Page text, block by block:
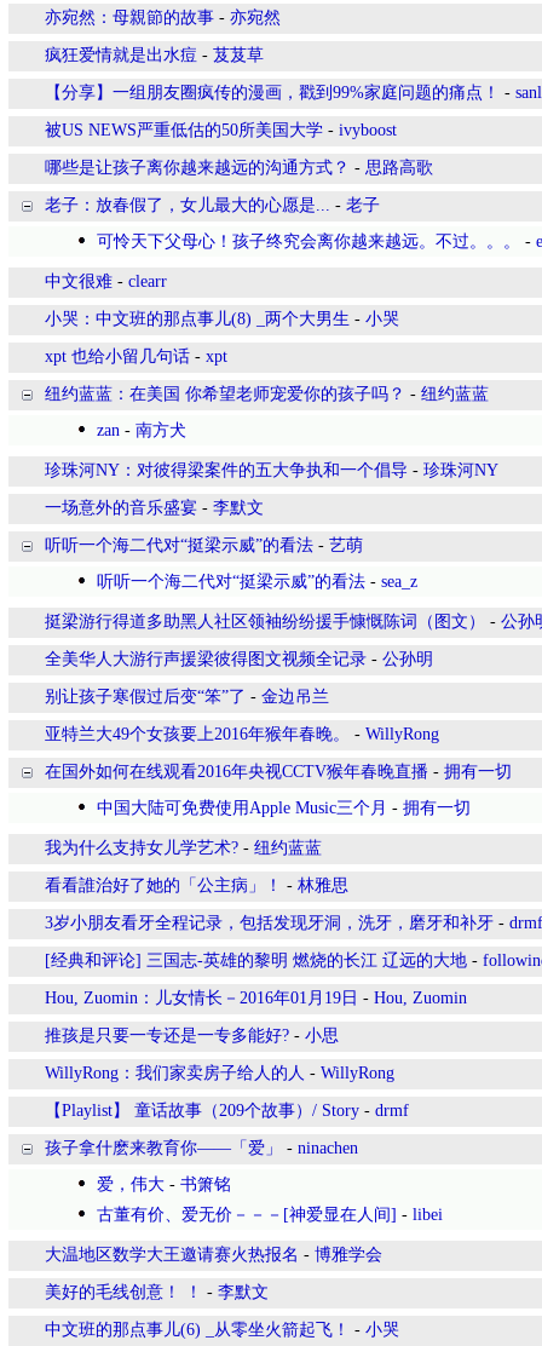
亦宛然：母親節的故事 - 亦宛然
疯狂爱情就是出水痘 - 芨芨草
【分享】一组朋友圈疯传的漫画，戳到99%家庭问题的痛点！ -
被US NEWS严重低估的50所美国大学 - ivyboost
哪些是让孩子离你越来越远的沟通方式？ - 思路高歌
老子：放春假了，女儿最大的心愿是... - 老子
可怜天下父母心！孩子终究会离你越来越远。不过。。。
-
中文很难 - clearr
小哭：中文班的那点事儿(8) _两个大男生 - 小哭
xpt 也给小留几句话 - xpt
纽约蓝蓝：在美国 你希望老师宠爱你的孩子吗？ - 纽约蓝蓝
zan - 南方犬
珍珠河NY：对彼得梁案件的五大争执和一个倡导 - 珍珠河NY
一场意外的音乐盛宴 - 李默文
听听一个海二代对“挺梁示威”的看法 - 艺萌
听听一个海二代对“挺梁示威”的看法 - sea_z
挺梁游行得道多助黑人社区领袖纷纷援手慷慨陈词（图文） - 公孙
全美华人大游行声援梁彼得图文视频全记录 - 公孙明
别让孩子寒假过后变“笨”了 - 金边吊兰
亚特兰大49个女孩要上2016年猴年春晚。 - WillyRong
在国外如何在线观看2016年央视CCTV猴年春晚直播 - 拥有一切
中国大陆可免费使用Apple Music三个月 - 拥有一切
我为什么支持女儿学艺术? - 纽约蓝蓝
看看誰治好了她的「公主病」！ - 林雅思
3岁小朋友看牙全程记录，包括发现牙洞，洗牙，磨牙和补牙 - drmf
[经典和评论] 三国志-英雄的黎明 燃烧的长江 辽远的大地 -
Hou, Zuomin：儿女情长－2016年01月19日 - Hou, Zuomin
推孩是只要一专还是一专多能好? - 小思
WillyRong：我们家卖房子给人的人 - WillyRong
【Playlist】 童话故事（209个故事）/ Story - drmf
孩子拿什麽来教育你——「爱」 - ninachen
爱，伟大 - 书箫铭
古董有价、爱无价－－－[神爱显在人间] - libei
大温地区‍‍数学大王邀请赛火热报名 - 博雅学会
美好的毛线创意！ ！ - 李默文
中文班的那点事儿(6) _从零坐火箭起飞！ - 小哭